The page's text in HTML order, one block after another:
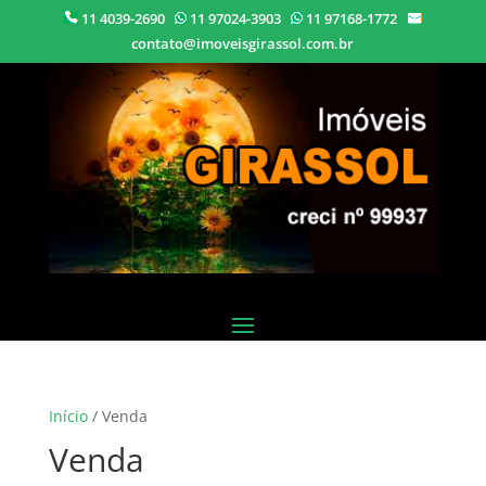
11 4039-2690 11 97024-3903
11 97168-1772
contato@imoveisgirassol.com.br
Início/ Venda
Venda